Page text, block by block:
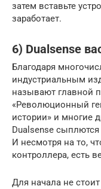
затем вставьте
заработает.
6) Dualsense
Благодаря
индустриальным
называют главной
«Революционный
истории» и многие
Dualsense сыплются
И несмотря на то,
контроллера, есть
Для начала не